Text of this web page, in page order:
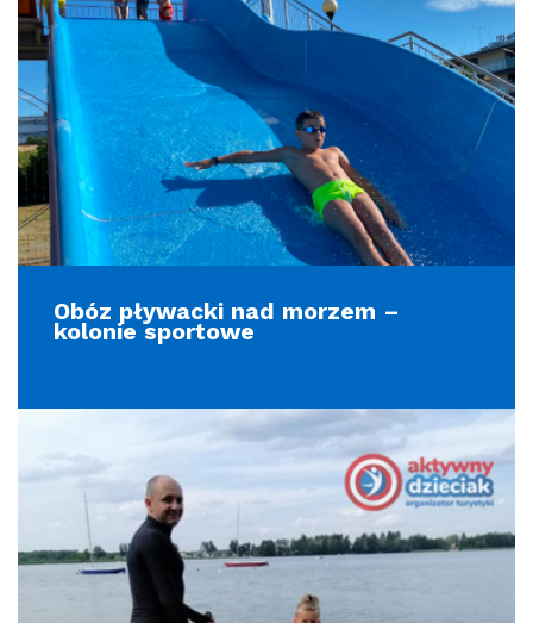
Obóz pływacki nad morzem –
kolonie sportowe